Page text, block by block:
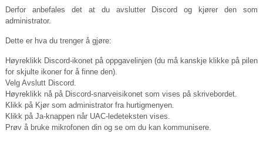
Derfor anbefales det at du avslutter Discord og kjører den som
administrator.
Dette er hva du trenger å gjøre:
Høyreklikk Discord-ikonet på oppgavelinjen (du må kanskje klikke på pilen
for skjulte ikoner for å finne den).
Velg Avslutt Discord.
Høyreklikk nå på Discord-snarveisikonet som vises på skrivebordet.
Klikk på Kjør som administrator fra hurtigmenyen.
Klikk på Ja-knappen når UAC-ledeteksten vises.
Prøv å bruke mikrofonen din og se om du kan kommunisere.